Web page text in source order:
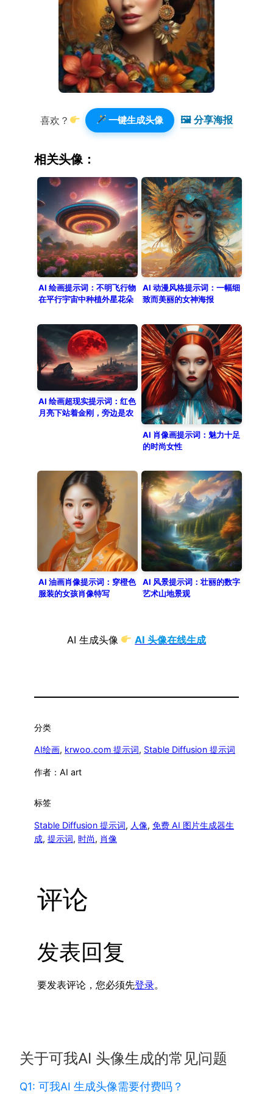
喜欢？ 一键生成头像 🖼 分享海报️
相关头像：
AI 绘画提示词：不明飞行物
在平行宇宙中种植外星花朵
AI 动漫风格提示词：一幅细
致而美丽的女神海报
AI 绘画超现实提示词：红色
月亮下站着金刚，旁边是农
AI 肖像画提示词：魅力十足
的时尚女性
AI 油画肖像提示词：穿橙色
服装的女孩肖像特写
AI 风景提示词：壮丽的数字
艺术山地景观
AI 生成头像 AI 头像在线生成
分类
AI绘画, krwoo.com 提示词, Stable Diffusion 提示词
作者： AI art
标签
Stable Diffusion 提示词, 人像, 免费 AI 图片生成器生
成, 提示词, 时尚, 肖像
评论
发表回复
要发表评论，您必须先登录。
关于可我AI 头像生成的常见问题
Q1: 可我AI 生成头像需要付费吗？